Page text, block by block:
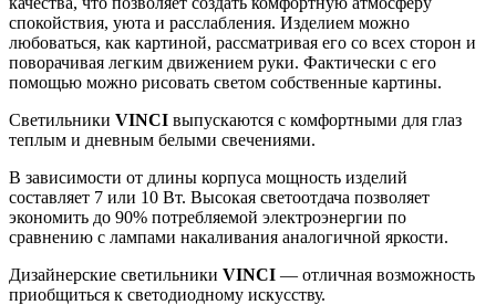
спокойствия, уюта и расслабления. Изделием можно
любоваться, как картиной, рассматривая его со всех сторон и
поворачивая легким движением руки. Фактически с его
помощью можно рисовать светом собственные картины.
Светильники VINCI выпускаются с комфортными для глаз
теплым и дневным белыми свечениями.
В зависимости от длины корпуса мощность изделий
составляет 7 или 10 Вт. Высокая светоотдача позволяет
экономить до 90% потребляемой электроэнергии по
сравнению с лампами накаливания аналогичной яркости.
Дизайнерские светильники VINCI — отличная возможность
приобщиться к светодиодному искусству.